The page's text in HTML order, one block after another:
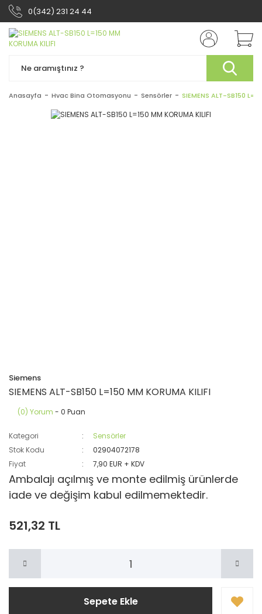
0(342) 231 24 44
Anasayfa Hvac Bina Otomasyonu Sensörler SIEMENS ALT-SB150
Siemens
SIEMENS ALT-SB150 L=150 MM KORUMA KILIFI
(0) Yorum - 0 Puan
Kategori
Sensörler
Stok Kodu
02904072178
Fiyat
7,90 EUR + KDV
Ambalajı açılmış ve monte edilmiş ürünlerde
iade ve değişim kabul edilmemektedir.
521,32 TL
Sepete Ekle